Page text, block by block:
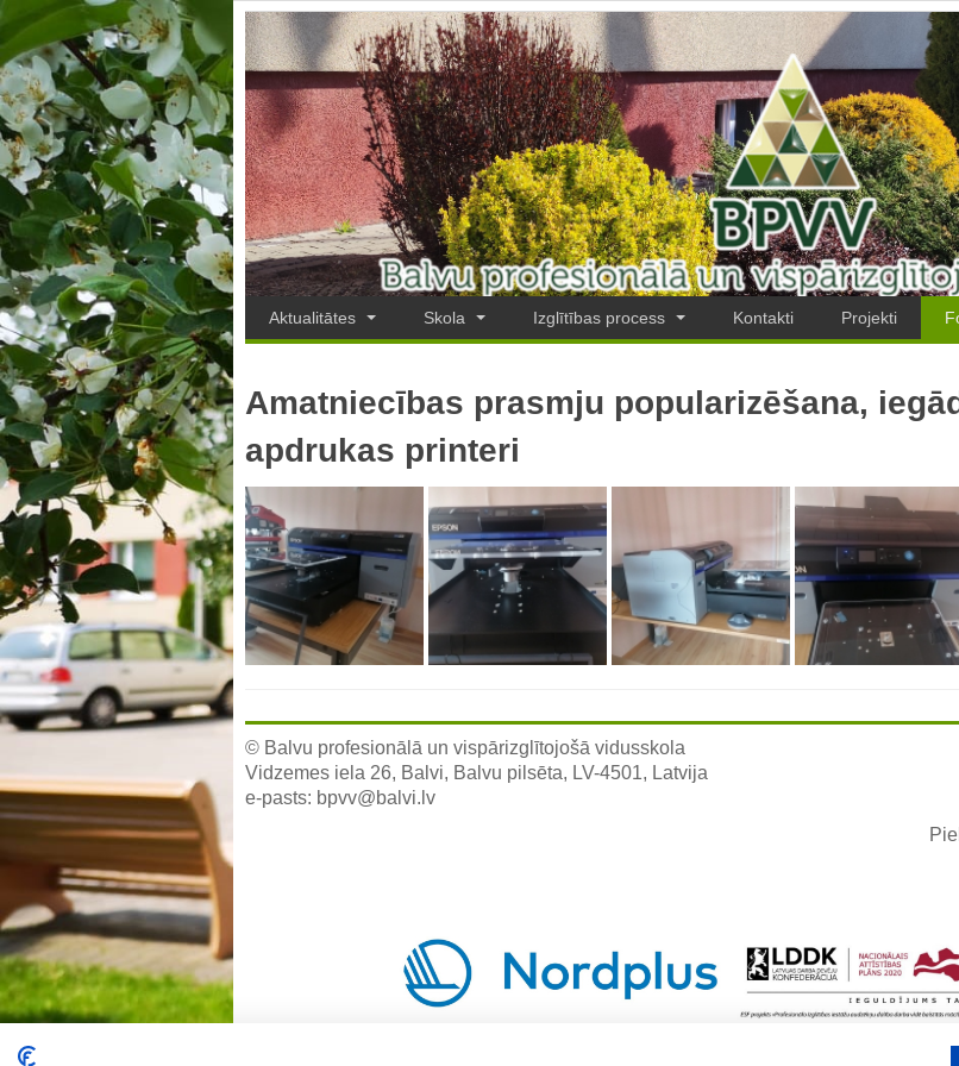
Aktualitātes Skola Izglītības process Kontakti Projekti
Amatniecības prasmju popularizēšana,
apdrukas printeri
© Balvu profesionālā un vispārizglītojošā vidusskola
Vidzemes iela 26, Balvi, Balvu pilsēta, LV-4501, Latvija
e-pasts: bpvv@balvi.lv